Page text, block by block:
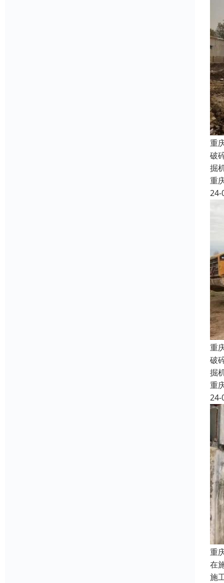
重
破
掘
重
24-
重
破
掘
重
24-
重
在
施